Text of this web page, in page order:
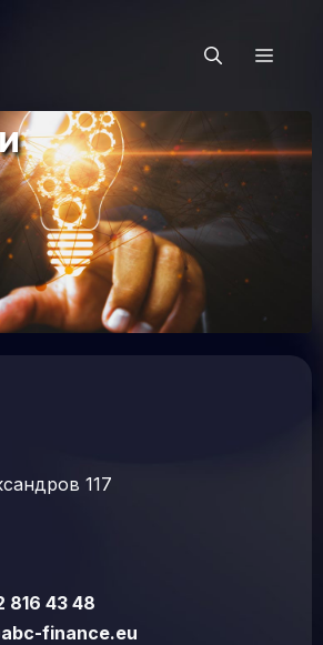
117
816 43 48
finance.eu